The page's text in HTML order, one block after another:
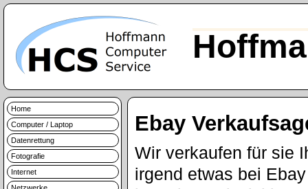
Home
Computer / Laptop
Datenrettung
Fotografie
Internet
Ebay
Wir verkaufen für sie
irgend etwas bei